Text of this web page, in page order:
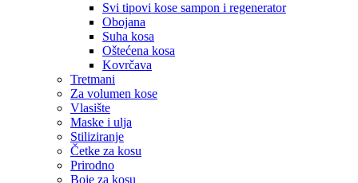
Svi tipovi kose sampon i regenerator
Obojana
Suha kosa
Oštećena kosa
Kovrčava
Tretmani
Za volumen kose
Vlasište
Maske i ulja
Stiliziranje
Četke za kosu
Prirodno
Boje za kosu